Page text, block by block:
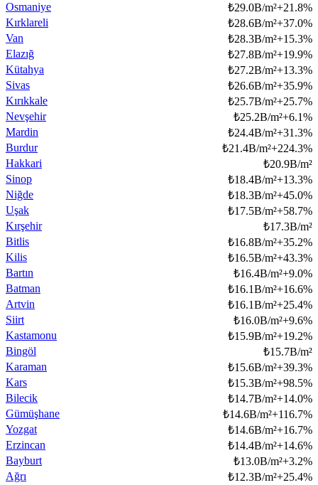
Osmaniye
₺29.0B/m²+21.8%
Kırklareli
₺28.6B/m²+37.0%
Van
₺28.3B/m²+15.3%
Elazığ
₺27.8B/m²+19.9%
Kütahya
₺27.2B/m²+13.3%
Sivas
₺26.6B/m²+35.9%
Kırıkkale
₺25.7B/m²+25.7%
Nevşehir
₺25.2B/m²+6.1%
Mardin
₺24.4B/m²+31.3%
Burdur
₺21.4B/m²+224.3%
Hakkari
₺20.9B/m²
Sinop
₺18.4B/m²+13.3%
Niğde
₺18.3B/m²+45.0%
Uşak
₺17.5B/m²+58.7%
Kırşehir
₺17.3B/m²
Bitlis
₺16.8B/m²+35.2%
Kilis
₺16.5B/m²+43.3%
Bartın
₺16.4B/m²+9.0%
Batman
₺16.1B/m²+16.6%
Artvin
₺16.1B/m²+25.4%
Siirt
₺16.0B/m²+9.6%
Kastamonu
₺15.9B/m²+19.2%
Bingöl
₺15.7B/m²
Karaman
₺15.6B/m²+39.3%
Kars
₺15.3B/m²+98.5%
Bilecik
₺14.7B/m²+14.0%
Gümüşhane
₺14.6B/m²+116.7%
Yozgat
₺14.6B/m²+16.7%
Erzincan
₺14.4B/m²+14.6%
Bayburt
₺13.0B/m²+3.2%
Ağrı
₺12.3B/m²+25.4%